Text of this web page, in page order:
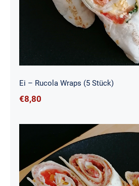
Ei – Rucola Wraps (5 Stück)
€8,80